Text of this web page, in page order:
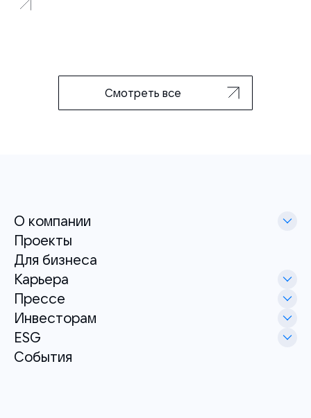
Смотреть все
О компании
Проекты
Для бизнеса
Карьера
Прессе
Инвесторам
ESG
События